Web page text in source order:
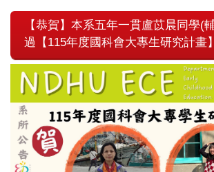
【恭賀】本系五年一貫盧苡晨同學(
過【115年度國科會大專生研究計畫】